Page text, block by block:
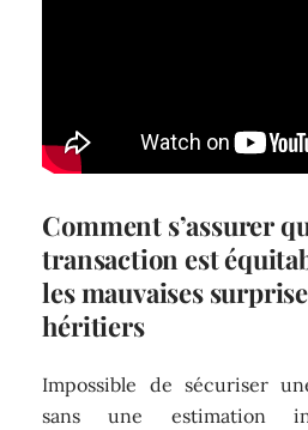
Comment s’assurer
transaction est
les mauvaises
héritiers
Impossible de sécuriser
sans une estimation